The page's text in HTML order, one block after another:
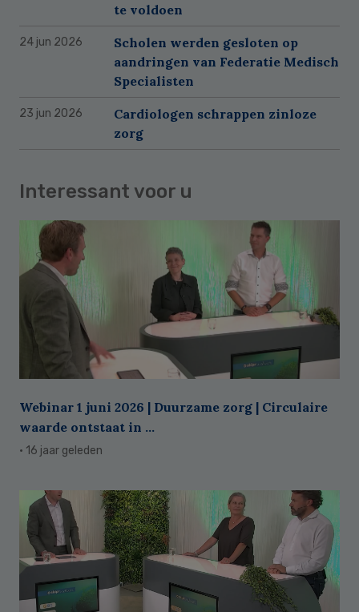
te voldoen
24 jun 2026
Scholen werden gesloten op
aandringen van Federatie Medisch
Specialisten
23 jun 2026
Cardiologen schrappen zinloze
zorg
Interessant voor u
Webinar 1 juni 2026 | Duurzame zorg | Circulaire
waarde ontstaat in ...
· 16 jaar geleden